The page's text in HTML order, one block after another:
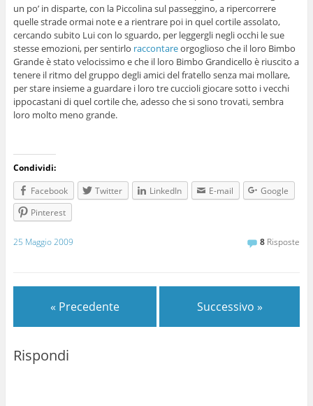
un po’ in disparte, con la Piccolina sul passeggino, a ripercorrere
quelle strade ormai note e a rientrare poi in quel cortile assolato,
cercando subito Lui con lo sguardo, per leggergli negli occhi le sue
stesse emozioni, per sentirlo raccontareorgoglioso che il loro Bimbo
Grande è stato velocissimo e che il loro Bimbo Grandicello è riuscito a
tenere il ritmo del gruppo degli amici del fratello senza mai mollare,
per stare insieme a guardare i loro tre cuccioli giocare sotto i vecchi
ippocastani di quel cortile che, adesso che si sono trovati, sembra
loro molto meno grande.
Condividi:
Facebook
Twitter LinkedIn E-mail
Google
Pinterest
25 Maggio 2009 8 Risposte
« Precedente Successivo »
Rispondi